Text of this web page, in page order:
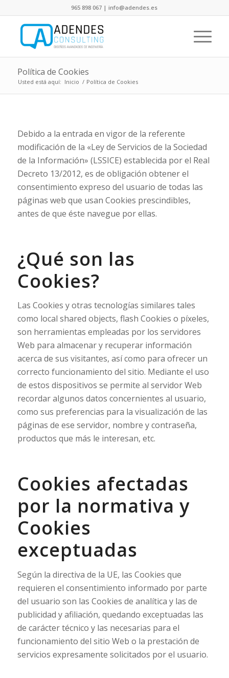
965 898 067 | info@adendes.es
Política de Cookies
Usted está aquí: Inicio / Política de Cookies
Debido a la entrada en vigor de la referente
modificación de la «Ley de Servicios de la Sociedad
de la Información» (LSSICE) establecida por el Real
Decreto 13/2012, es de obligación obtener el
consentimiento expreso del usuario de todas las
páginas web que usan Cookies prescindibles,
antes de que éste navegue por ellas.
¿Qué son las
Cookies?
Las Cookies y otras tecnologías similares tales
como local shared objects, flash Cookies o píxeles,
son herramientas empleadas por los servidores
Web para almacenar y recuperar información
acerca de sus visitantes, así como para ofrecer un
correcto funcionamiento del sitio. Mediante el uso
de estos dispositivos se permite al servidor Web
recordar algunos datos concernientes al usuario,
como sus preferencias para la visualización de las
páginas de ese servidor, nombre y contraseña,
productos que más le interesan, etc.
Cookies afectadas
por la normativa y
Cookies
exceptuadas
Según la directiva de la UE, las Cookies que
requieren el consentimiento informado por parte
del usuario son las Cookies de analítica y las de
publicidad y afiliación, quedando exceptuadas las
de carácter técnico y las necesarias para el
funcionamiento del sitio Web o la prestación de
servicios expresamente solicitados por el usuario.